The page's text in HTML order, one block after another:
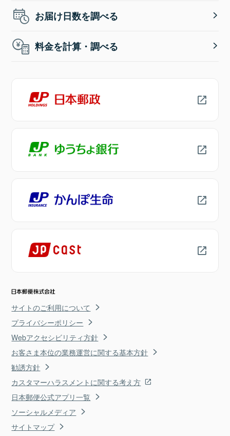
お届け日数を調べる
料金を計算・調べる
サイトのご利用について
プライバシーポリシー
Webアクセシビリティ方針
お客さま本位の業務運営に関する基本方針
勧誘方針
カスタマーハラスメントに関する考え方
日本郵便公式アプリ一覧
ソーシャルメディア
サイトマップ